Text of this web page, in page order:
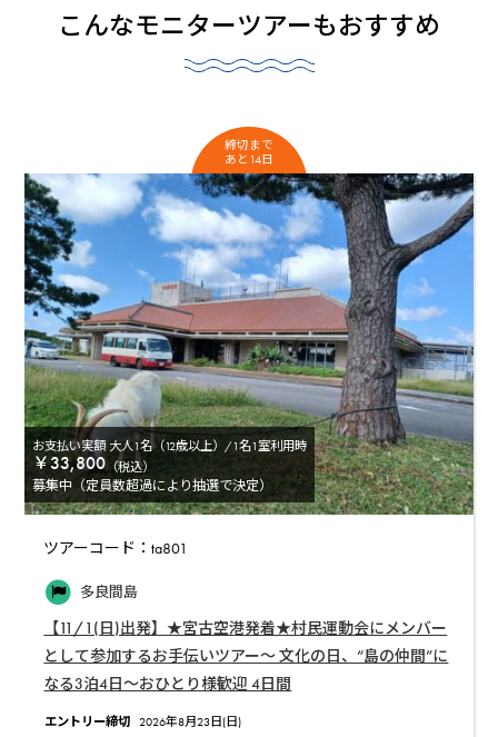
こんなモニターツアーもおすすめ
締切まで
あと14日
お支払い実額 大人1名（12歳以上）/1名1室利用時
￥33,800（税込）
募集中（定員数超過により抽選で決定）
ツアーコード：ta801
多良間島
【11/1(日)出発】★宮古空港発着★村民運動会にメンバー
として参加するお手伝いツアー〜 文化の日、“島の仲間”に
なる3泊4日〜おひとり様歓迎 4日間
エントリー締切 2026年8月23日(日)